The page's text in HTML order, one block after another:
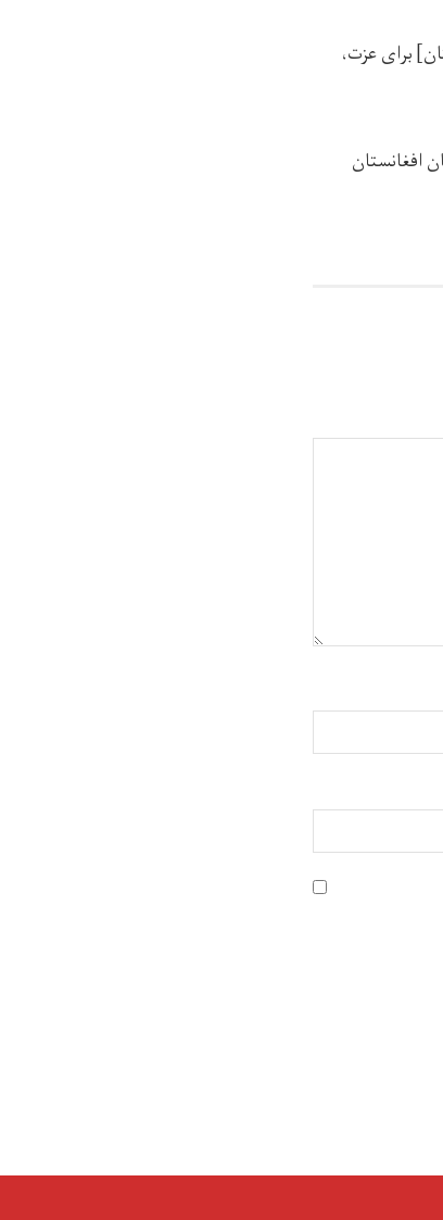
برای عزت،
افغانستان